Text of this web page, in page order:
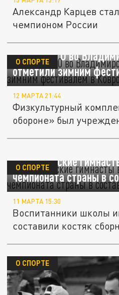
Александр Карцев
чемпионом России
Юбилей ГТО во
отметили зимним
О СПОРТЕ
12 МАРТА 21:44
Физкультурный
обороне» был
Владимирские
чемпионата страны в
О СПОРТЕ
11 МАРТА 15:30
Воспитанники школы
составили костяк
О СПОРТЕ